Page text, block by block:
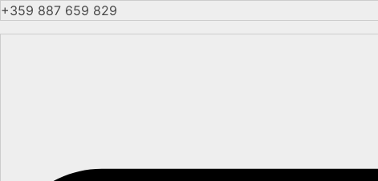
+359 887 659 829